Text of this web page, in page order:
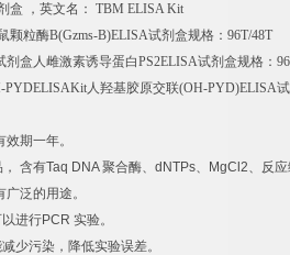
盒 ，英文名： TBM ELISA Kit
颗粒酶B(Gzms-B)ELISA试剂盒规格： 96T/48T
剂盒人雌激素诱导蛋白PS2ELISA试剂盒规格：
PYDELISAKit人羟基胶原交联(OH-PYD)ELISA
期一年。
含有Taq DNA聚合酶、 dNTPs、 MgCl2、反应
广泛的用途。
进行PCR 实验。
少污染，降低实验误差。